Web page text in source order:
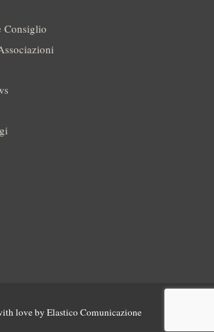
Consiglio
love by Elastico Comunicazione